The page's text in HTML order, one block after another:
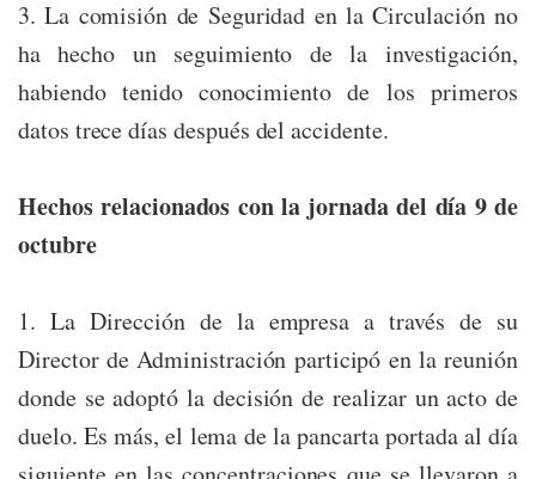
3. La comisión de Seguridad en la Circulación no
ha hecho un seguimiento de la investigación,
habiendo tenido conocimiento de los primeros
datos trece días después del accidente.
Hechos relacionados con la jornada del día 9 de
octubre
1. La Dirección de la empresa a través de su
Director de Administración participó en la reunión
donde se adoptó la decisión de realizar un acto de
duelo. Es más, el lema de la pancarta portada al día